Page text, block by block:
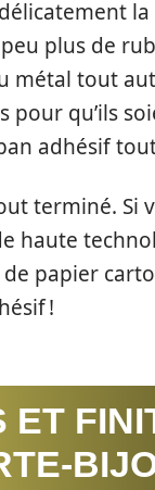
plus de
métal tout
pour qu’ils
adhésif
terminé. Si
haute
papier
!
ET